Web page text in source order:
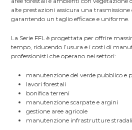
alte prestazioni assicura una
garantendo un taglio efficace e uniforme.
La Serie FFL è progettata per offrire
tempo, riducendo l’usura e i costi di
professionisti che operano nei settori:
manutenzione del verde pubblico e
lavori forestali
bonifica terreni
manutenzione scarpate e argini
gestione aree agricole
manutenzione infrastrutture